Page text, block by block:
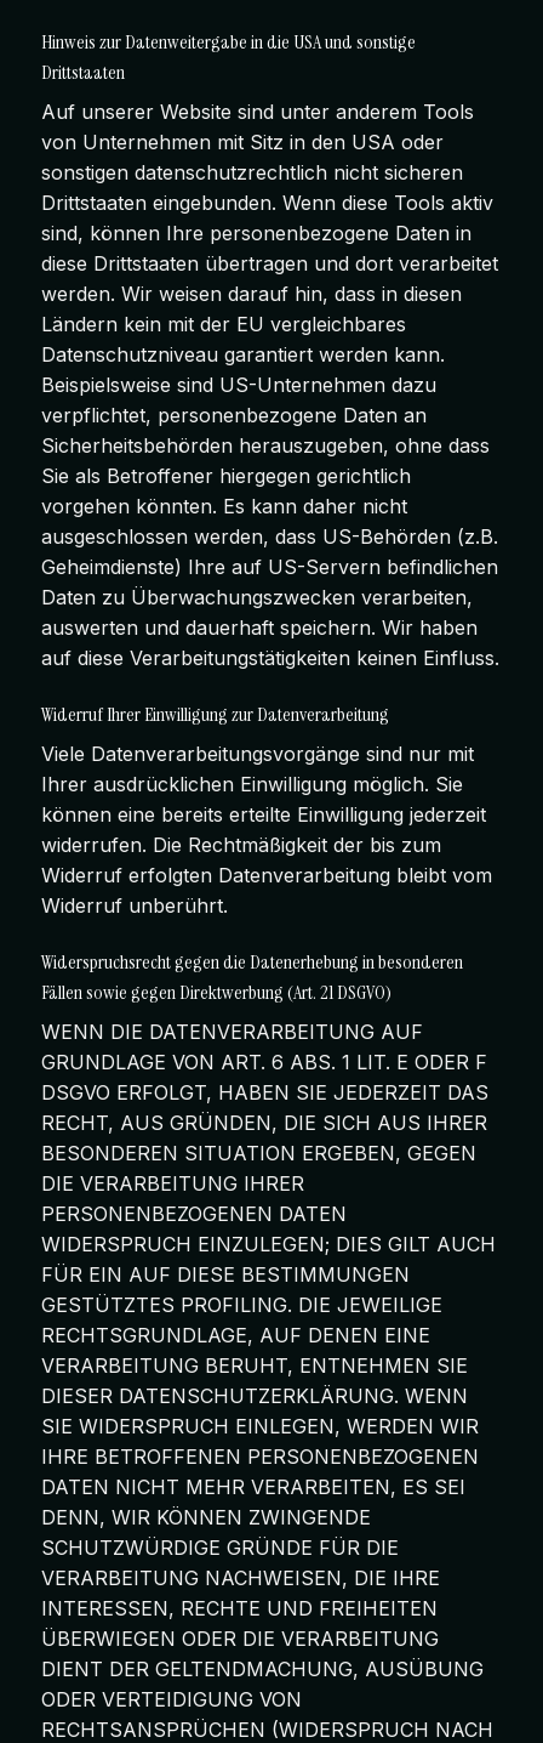
Hinweis zur Datenweitergabe in die USA und sonstige
Drittstaaten
Auf unserer Website sind unter anderem Tools
von Unternehmen mit Sitz in den USA oder
sonstigen datenschutzrechtlich nicht sicheren
Drittstaaten eingebunden. Wenn diese Tools aktiv
sind, können Ihre personenbezogene Daten in
diese Drittstaaten übertragen und dort verarbeitet
werden. Wir weisen darauf hin, dass in diesen
Ländern kein mit der EU vergleichbares
Datenschutzniveau garantiert werden kann.
Beispielsweise sind US-Unternehmen dazu
verpflichtet, personenbezogene Daten an
Sicherheitsbehörden herauszugeben, ohne dass
Sie als Betroffener hiergegen gerichtlich
vorgehen könnten. Es kann daher nicht
ausgeschlossen werden, dass US-Behörden (z.B.
Geheimdienste) Ihre auf US-Servern befindlichen
Daten zu Überwachungszwecken verarbeiten,
auswerten und dauerhaft speichern. Wir haben
auf diese Verarbeitungstätigkeiten keinen Einfluss.
Widerruf Ihrer Einwilligung zur Datenverarbeitung
Viele Datenverarbeitungsvorgänge sind nur mit
Ihrer ausdrücklichen Einwilligung möglich. Sie
können eine bereits erteilte Einwilligung jederzeit
widerrufen. Die Rechtmäßigkeit der bis zum
Widerruf erfolgten Datenverarbeitung bleibt vom
Widerruf unberührt.
Widerspruchsrecht gegen die Datenerhebung in besonderen
Fällen sowie gegen Direktwerbung (Art. 21 DSGVO)
WENN DIE DATENVERARBEITUNG AUF
GRUNDLAGE VON ART. 6 ABS. 1 LIT. E ODER F
DSGVO ERFOLGT, HABEN SIE JEDERZEIT DAS
RECHT, AUS GRÜNDEN, DIE SICH AUS IHRER
BESONDEREN SITUATION ERGEBEN, GEGEN
DIE VERARBEITUNG IHRER
PERSONENBEZOGENEN DATEN
WIDERSPRUCH EINZULEGEN; DIES GILT AUCH
FÜR EIN AUF DIESE BESTIMMUNGEN
GESTÜTZTES PROFILING. DIE JEWEILIGE
RECHTSGRUNDLAGE, AUF DENEN EINE
VERARBEITUNG BERUHT, ENTNEHMEN SIE
DIESER DATENSCHUTZERKLÄRUNG. WENN
SIE WIDERSPRUCH EINLEGEN, WERDEN WIR
IHRE BETROFFENEN PERSONENBEZOGENEN
DATEN NICHT MEHR VERARBEITEN, ES SEI
DENN, WIR KÖNNEN ZWINGENDE
SCHUTZWÜRDIGE GRÜNDE FÜR DIE
VERARBEITUNG NACHWEISEN, DIE IHRE
INTERESSEN, RECHTE UND FREIHEITEN
ÜBERWIEGEN ODER DIE VERARBEITUNG
DIENT DER GELTENDMACHUNG, AUSÜBUNG
ODER VERTEIDIGUNG VON
RECHTSANSPRÜCHEN (WIDERSPRUCH NACH